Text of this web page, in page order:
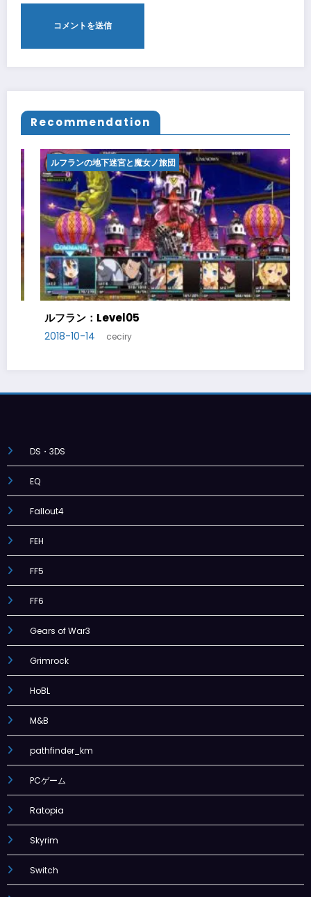
Recommendation
ルフランの地下迷宮と魔女ノ旅団
ルフラン：Level07
DS・3DS
EQ
Fallout4
FEH
FF5
FF6
Gears of War3
Grimrock
HoBL
M&B
pathfinder_km
PCゲーム
Ratopia
Skyrim
Switch